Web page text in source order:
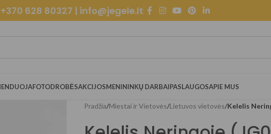
+370 628 80327 | info@jegele.lt
FOTODROBĖSAKCIJOSMENININKŲ DARBAIPASLAUGOSAPIE MUS
Pradžia/Miestai ir Vietovės/Lietuvos vietovės/Kelelis